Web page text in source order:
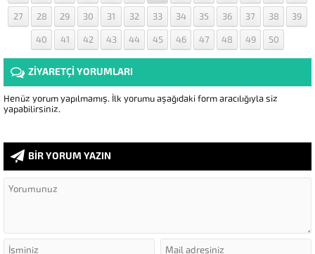
27 28 29 30 31 32 33 34 35 36 37 38 39
40 41 42 43 44 45 46 47 48 49 50
ZİYARETÇİ YORUMLARI
Henüz yorum yapılmamış. İlk yorumu aşağıdaki form aracılığıyla siz
yapabilirsiniz.
BİR YORUM YAZIN